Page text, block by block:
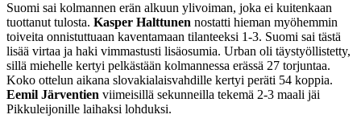
Suomi sai kolmannen erän alkuun ylivoiman, joka ei kuitenkaan
tuottanut tulosta. Kasper Halttunen nostatti hieman myöhemmin
toiveita onnistuttuaan kaventamaan tilanteeksi 1-3. Suomi sai tästä
lisää virtaa ja haki vimmastusti lisäosumia. Urban oli täystyöllistetty,
sillä miehelle kertyi pelkästään kolmannessa erässä 27 torjuntaa.
Koko ottelun aikana slovakialaisvahdille kertyi peräti 54 koppia.
Eemil Järventien viimeisillä sekunneilla tekemä 2-3 maali jäi
Pikkuleijonille laihaksi lohduksi.